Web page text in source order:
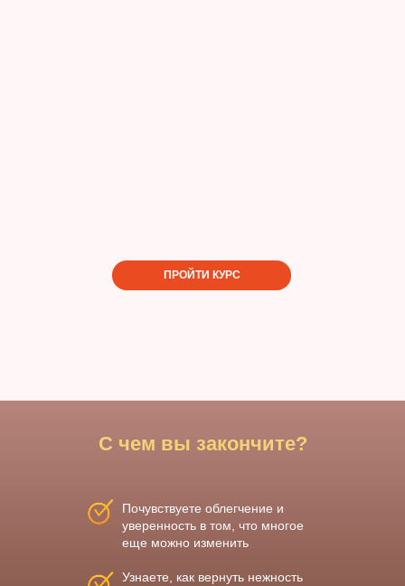
ПРОЙТИ КУРС
С чем вы закончите?
Почувствуете облегчение и
уверенность в том, что многое
еще можно изменить
Узнаете, как вернуть нежность